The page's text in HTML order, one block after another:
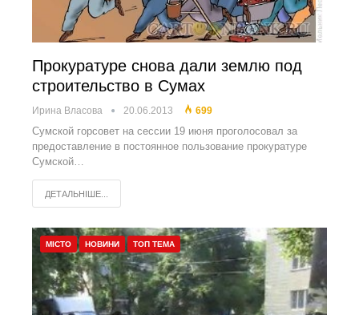
Прокуратуре снова дали землю под
строительство в Сумах
Ирина Власова 20.06.2013 699
Сумской горсовет на сессии 19 июня проголосовал за
предоставление в постоянное пользование прокуратуре
Сумской…
ДЕТАЛЬНІШЕ...
МІСТО НОВИНИ ТОП ТЕМА